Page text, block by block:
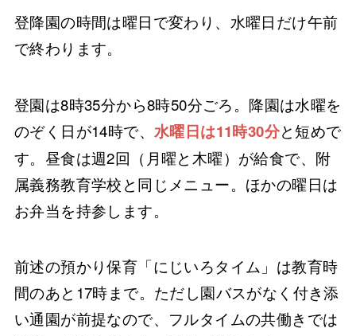
登降園の時間は曜日で変わり、水曜日だけ午前
で終わります。
登園は8時35分から8時50分ごろ。降園は水曜を
のぞく日が14時で、 水曜日は11時30分と短めで
す。昼食は週2回（月曜と木曜）が給食で、附
属義務教育学校と同じメニュー。ほかの曜日は
お弁当を持参します。
前述の預かり保育「にじいろタイム」は教育時
間のあと17時まで。ただし園バスがなく付き添
い通園が前提なので、フルタイムの共働きでは